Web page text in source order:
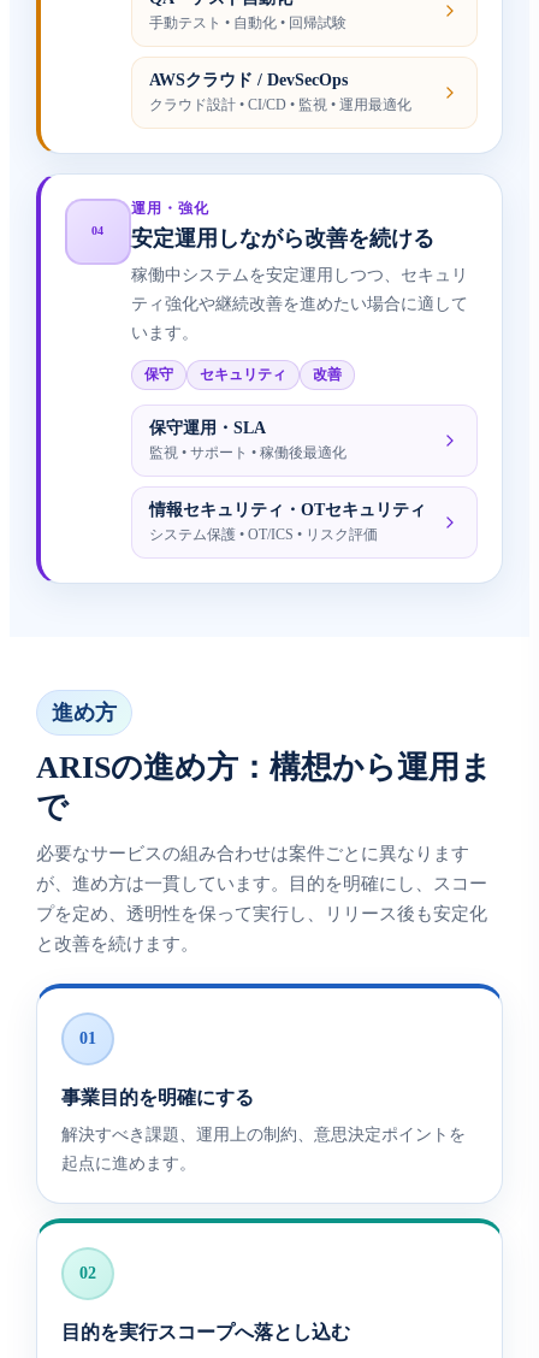
手動テスト • 自動化 • 回帰試験
AWSクラウド / DevSecOps
クラウド設計 • CI/CD • 監視 • 運用最適化
04
運用・強化
安定運用しながら改善を続ける
稼働中システムを安定運用しつつ、セキュリ
ティ強化や継続改善を進めたい場合に適して
います。
保守 セキュリティ 改善
保守運用・SLA
監視 • サポート • 稼働後最適化
情報セキュリティ・OTセキュリティ
システム保護 • OT/ICS • リスク評価
進め方
ARISの進め方：構想から運用ま
で
必要なサービスの組み合わせは案件ごとに異なります
が、進め方は一貫しています。目的を明確にし、スコー
プを定め、透明性を保って実行し、リリース後も安定化
と改善を続けます。
01
事業目的を明確にする
解決すべき課題、運用上の制約、意思決定ポイントを
起点に進めます。
02
目的を実行スコープへ落とし込む